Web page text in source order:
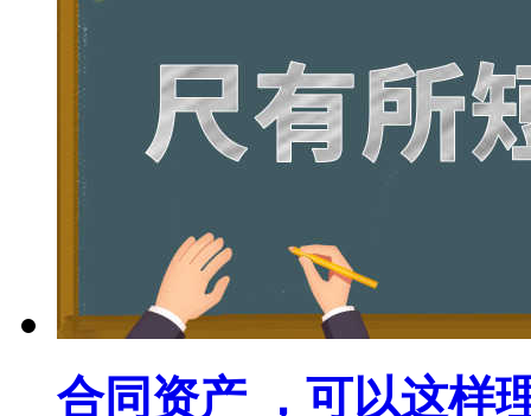
合同资产 ，可以这样